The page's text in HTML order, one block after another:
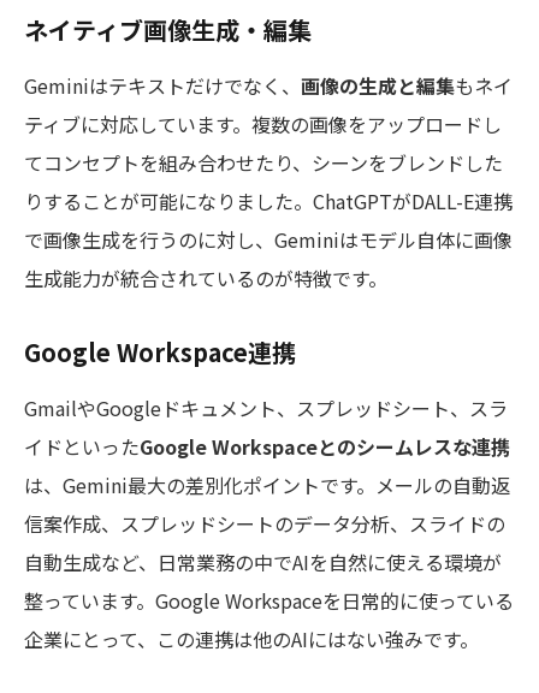
ネイティブ画像生成・編集
Geminiはテキストだけでなく、 画像の生成と編集もネイ
ティブに対応しています。複数の画像をアップロードし
てコンセプトを組み合わせたり、シーンをブレンドした
りすることが可能になりました。ChatGPTがDALL-E連携
で画像生成を行うのに対し、Geminiはモデル自体に画像
生成能力が統合されているのが特徴です。
Google Workspace連携
GmailやGoogleドキュメント、スプレッドシート、スラ
イドといったGoogle Workspaceとのシームレスな連携
は、Gemini最大の差別化ポイントです。メールの自動返
信案作成、スプレッドシートのデータ分析、スライドの
自動生成など、日常業務の中でAIを自然に使える環境が
整っています。Google Workspaceを日常的に使っている
企業にとって、この連携は他のAIにはない強みです。